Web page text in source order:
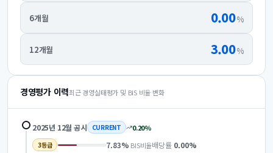
6개월 0.00%
12개월 3.00%
경영평가 이력최근 경영실태평가 및 BIS 비율 변화
2025년 12월 공시 CURRENT 0.20%
3등급 7.83% BIS비율배당률 0.00%